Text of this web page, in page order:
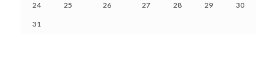
24 25 26 27 28 29 30
31